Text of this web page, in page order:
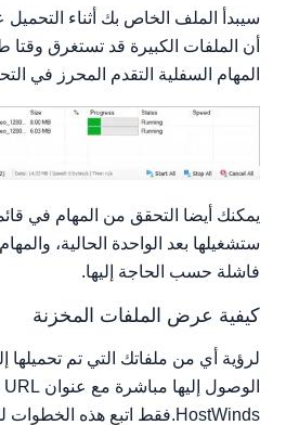
سيبدأ الملف الخاص بك أثناء التحميل
أن الملفات الكبيرة قد تستغرق وقتا
المهام السفلية التقدم المحرز في
يمكنك أيضا التحقق من المهام في
ستشغيلها بعد الواحدة الحالية،
فاشلة حسب الحاجة إليها.
كيفية عرض الملفات المخزنة
لرؤية أي من ملفاتك التي تم تحميلها
HostWinds.فقط اتبع هذه الخطوات للقيام بذلك: